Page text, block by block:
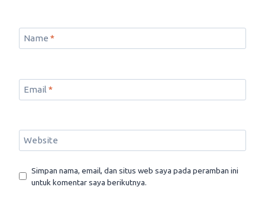
Name *
Email *
Website
Simpan nama, email, dan situs web saya pada peramban ini
untuk komentar saya berikutnya.